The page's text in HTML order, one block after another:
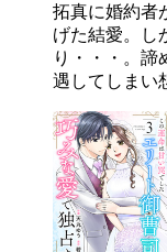
拓真に婚約者
げた結愛。し
り・・・。諦
遇してしまい